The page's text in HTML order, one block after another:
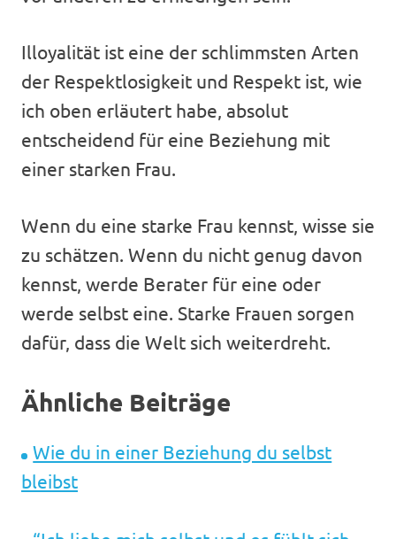
Illoyalität ist eine der schlimmsten Arten
der Respektlosigkeit und Respekt ist, wie
ich oben erläutert habe, absolut
entscheidend für eine Beziehung mit
einer starken Frau.
Wenn du eine starke Frau kennst, wisse sie
zu schätzen. Wenn du nicht genug davon
kennst, werde Berater für eine oder
werde selbst eine. Starke Frauen sorgen
dafür, dass die Welt sich weiterdreht.
Ähnliche Beiträge
Wie du in einer Beziehung du selbst
bleibst